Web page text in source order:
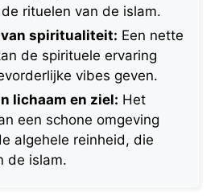
rituelen van de islam.
spiritualiteit: Een nette
de spirituele ervaring
vibes geven.
lichaam en ziel: Het
een schone omgeving
algehele reinheid, die
de islam.